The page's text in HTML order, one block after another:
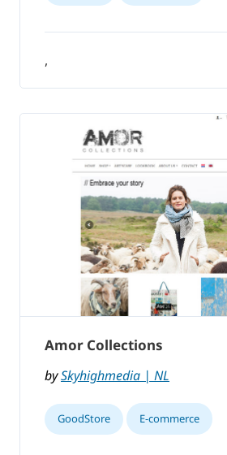
,
Amor Collections
bySkyhighmedia | NL
GoodStore E-commerce